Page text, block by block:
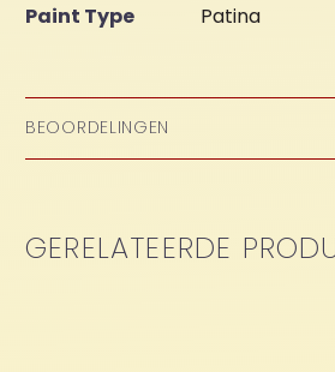
Paint Type
Patina
BEOORDELINGEN
GERELATEERDE